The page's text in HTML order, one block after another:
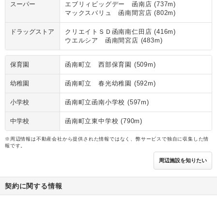
スーパー
エブリィビッグデー 函南店 (737m)
マックスバリュ 函南間宮店 (802m)
ドラッグストア
クリエイトＳＤ函南南仁田店 (416m)
ウエルシア 函南間宮店 (483m)
保育園 函南町立 西部保育園 (509m)
幼稚園 函南町立 春光幼稚園 (592m)
小学校 函南町立函南小学校 (597m)
中学校 函南町立東中学校 (790m)
※周辺情報は不動産会社から提供された情報ではなく、弊サービスで独自に収集した情
報です。
周辺施設を知りたい
契約に関する情報